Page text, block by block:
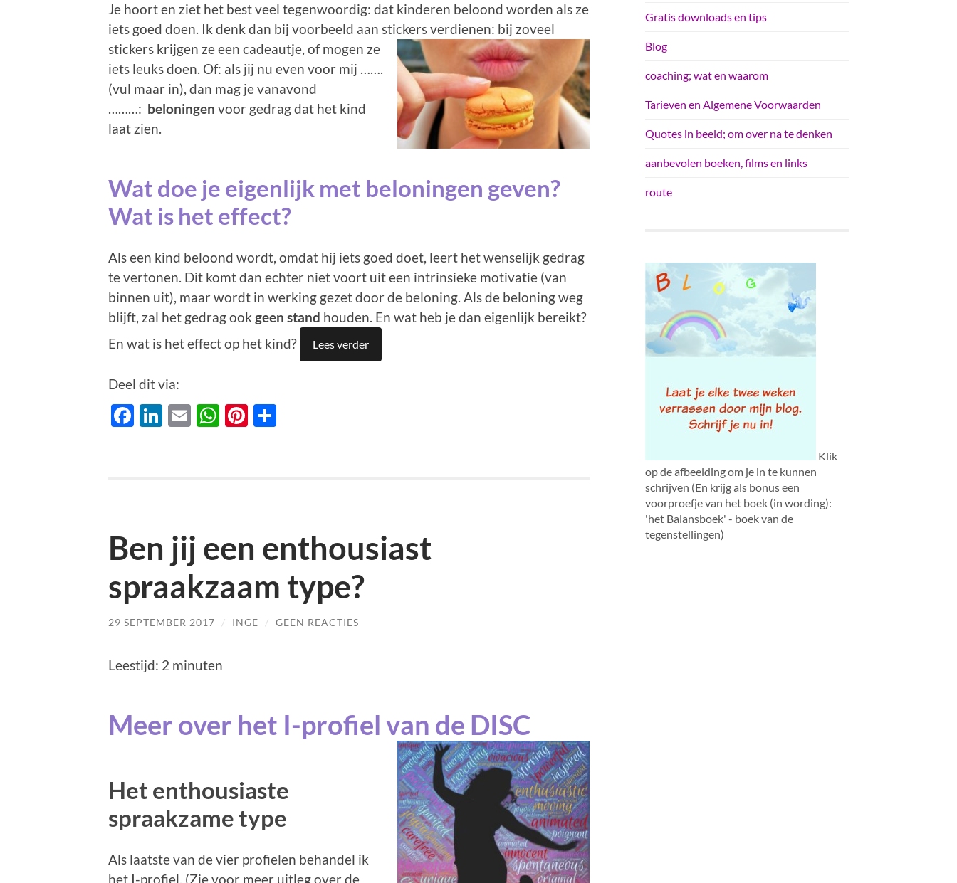
Je hoort en ziet het best veel tegenwoordig: dat kinderen beloond worden als ze
iets goed doen. Ik denk dan bij voorbeeld aan stickersverdienen: bij zoveel
stickers krijgen ze een cadeautje, of mogen ze
iets leuks doen. Of: als jij nu even voor mij …….
(vul maar in), dan mag je vanavond
………: beloningen voor gedrag dat het kind
laat zien.
Wat doe je eigenlijk met beloningen geven?
Wat is het effect?
Als een kind beloond wordt, omdat hij iets goed doet, leert het wenselijk gedrag
te vertonen. Dit komt dan echter niet voort uit een intrinsieke motivatie (van
binnen uit), maar wordt in werking gezet door de beloning. Als de beloning weg
blijft, zal het gedrag ook geen stand houden. En wat heb je dan eigenlijk bereikt?
En wat is het effect op het kind?
Lees verder
Deel dit via:
Facebook
LinkedIn
EmailWhatsApp
Pinterest
Ben jij een enthousiast
spraakzaam type?
29 SEPTEMBER 2017 / INGE / GEEN REACTIES
Leestijd: 2 minuten
Meer over het I-profiel van de DISC
Het enthousiaste
spraakzame type
Als laatste van de vier profielen behandel ik
het I-profiel. (Zie voor meer uitleg over de
Gratis downloads en tips
Blog
coaching; wat en waarom
Tarieven en Algemene Voorwaarden
Quotes in beeld; om over na te denken
aanbevolen boeken, films en links
route
Klik
op de afbeelding om je in te kunnen
schrijven (En krijg als bonus een
voorproefje van het boek (in wording):
'het Balansboek' - boek van de
tegenstellingen)